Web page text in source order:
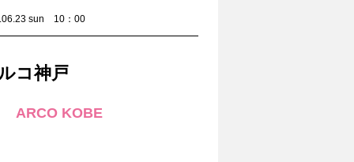
sun 10：00
コ神戸
ARCO KOBE